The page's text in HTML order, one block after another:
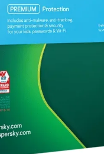
rok)
29,90€